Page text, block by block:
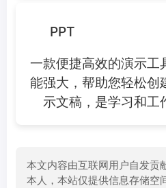
PPT
一款便捷高效的演示工
能强大，帮助您轻松创
示文稿，是学习和工
本文内容由互联网用户自发贡
本人，本站仅提供信息存储空